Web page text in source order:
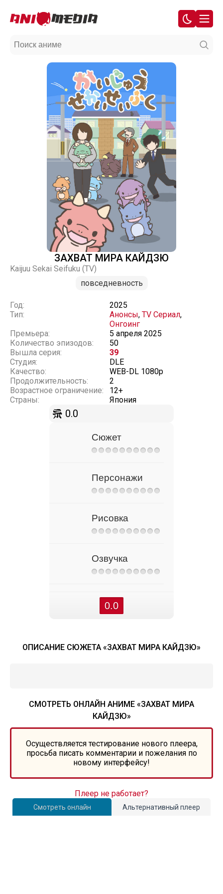
ЗАХВАТ МИРА КАЙДЗЮ
Kaijuu Sekai Seifuku (TV)
повседневность
Год:
2025
Тип:
Анонсы, TV Сериал,
Онгоинг
Премьера:
5 апреля 2025
Количество эпизодов:
50
Вышла серия:
39
Студия:
DLE
Качество:
WEB-DL 1080p
Продолжительность:
2
Возрастное ограничение:
12+
Страны:
Япония
0.0
Сюжет
Персонажи
Рисовка
Озвучка
0.0
ОПИСАНИЕ СЮЖЕТА «ЗАХВАТ МИРА КАЙДЗЮ»
СМОТРЕТЬ ОНЛАЙН АНИМЕ «ЗАХВАТ МИРА
КАЙДЗЮ»
Осуществляется тестирование нового плеера,
просьба писать комментарии и пожелания по
новому интерфейсу!
Смотреть онлайн Альтернативный плеер
Плеер не работает?